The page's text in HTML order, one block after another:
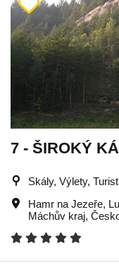
7 - ŠIROKÝ
Skály, Výlety,
Hamr na Jezeře,
Máchův kraj,